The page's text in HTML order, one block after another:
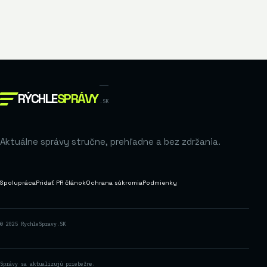
RÝCHLESPRÁVY .SK
Aktuálne správy stručne, prehľadne a bez zdržania.
SpoluprácaPridať PR článokOchrana súkromiaPodmienky
© 2025 RychleSpravy.SK
Správy sa aktualizujú priebežne.